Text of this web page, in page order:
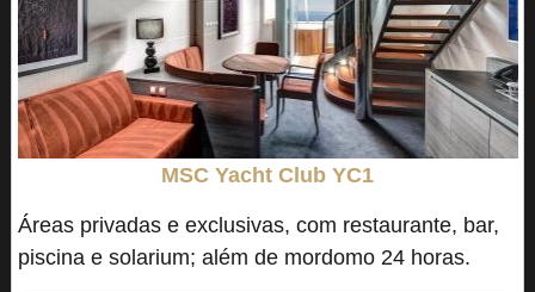
MSC Yacht Club YC1
Áreas privadas e exclusivas, com restaurante, bar,
piscina e solarium; além de mordomo 24 horas.